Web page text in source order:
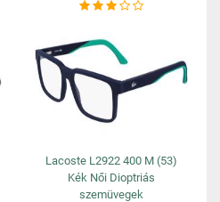
Lacoste L2922 400 M (53)
Kék Női Dioptriás
szemüvegek